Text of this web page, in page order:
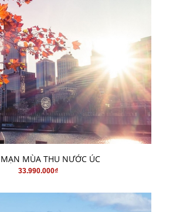
MUA HÀNG
MÙA THU NƯỚC ÚC
33.990.000₫